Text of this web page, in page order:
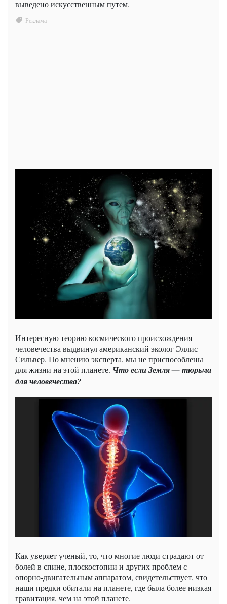
выведено искусственным путем.
Интересную теорию космического происхождения
человечества выдвинул американский эколог Эллис
Сильвер. По мнению эксперта, мы не приспособлены
для жизни на этой планете. Что если Земля — тюрьма
для человечества?
Как уверяет ученый, то, что многие люди страдают от
болей в спине, плоскостопии и других проблем с
опорно-двигательным аппаратом, свидетельствует, что
наши предки обитали на планете, где была более низкая
гравитация, чем на этой планете.